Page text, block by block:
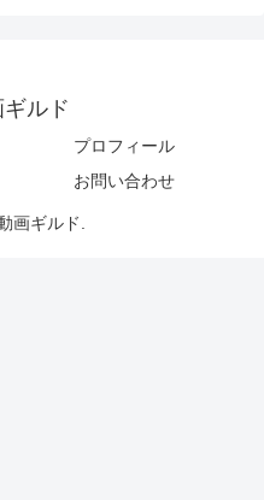
ルド
プロフィール
お問い合わせ
画ギルド.